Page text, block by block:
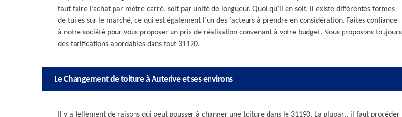
faut faire l’achat par mètre carré, soit par unité de longueur. Quoi qu’il en soit, il existe différentes formes
de tuiles sur le marché, ce qui est également l’un des facteurs à prendre en considération. Faites confiance
à notre société pour vous proposer un prix de réalisation convenant à votre budget. Nous proposons toujours
des tarifications abordables dans tout 31190.
Le Changement de toiture à Auterive et ses environs
Il y a tellement de raisons qui peut pousser à changer une toiture dans le 31190. La plupart, il faut procéder